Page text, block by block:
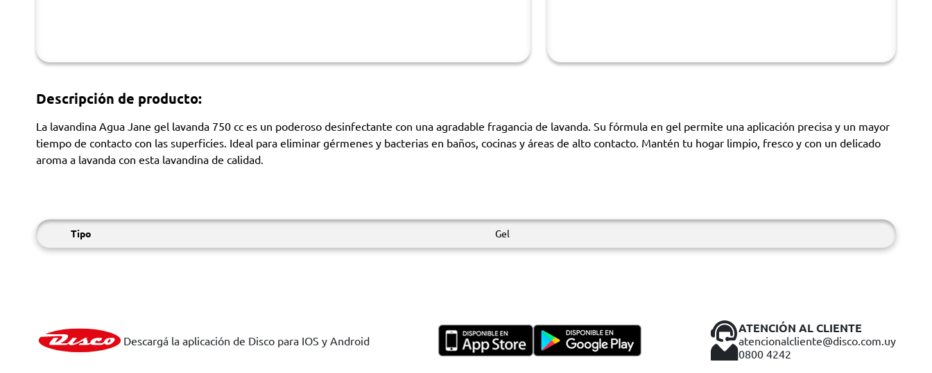
Descripción de producto:
La lavandina Agua Jane gel lavanda 750 cc es un poderoso desinfectante con una agradable fragancia de lavanda. Su fórmula en gel permite una aplicación precisa y un mayor
tiempo de contacto con las superficies. Ideal para eliminar gérmenes y bacterias en baños, cocinas y áreas de alto contacto. Mantén tu hogar limpio, fresco y con un delicado
aroma a lavanda con esta lavandina de calidad.
Tipo Gel
Descargá la aplicación de Disco para IOS y Android
ATENCIÓN AL CLIENTE
atencionalcliente@disco.com.uy
0800 4242